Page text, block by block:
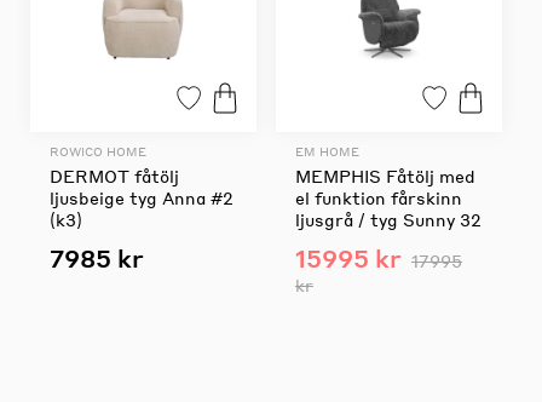
ROWICO HOME
DERMOT fåtölj
ljusbeige tyg Anna #2
(k3)
7985 kr
EM HOME
MEMPHIS Fåtölj med
el funktion fårskinn
ljusgrå / tyg Sunny 32
15995 kr 17995
kr